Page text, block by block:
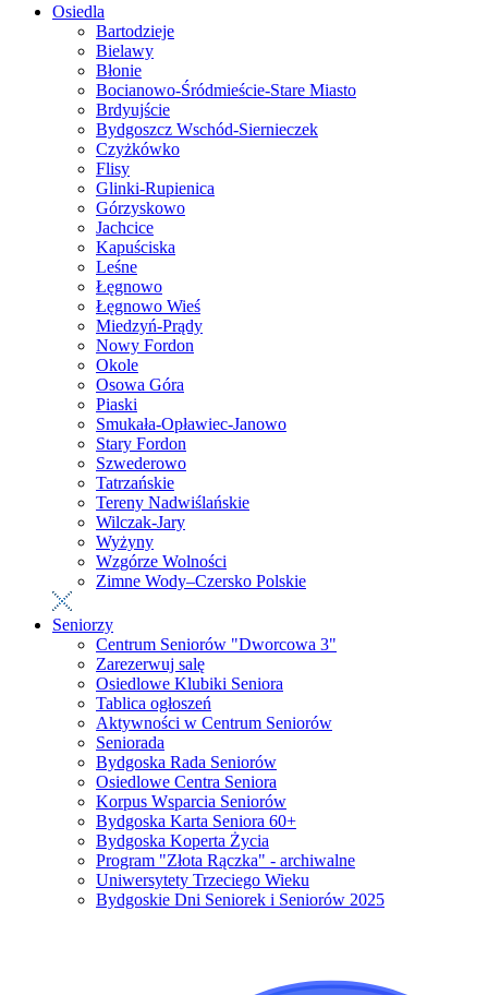
Osiedla
Bartodzieje
Bielawy
Błonie
Bocianowo-Śródmieście-Stare Miasto
Brdyujście
Bydgoszcz Wschód-Siernieczek
Czyżkówko
Flisy
Glinki-Rupienica
Górzyskowo
Jachcice
Kapuściska
Leśne
Łęgnowo
Łęgnowo Wieś
Miedzyń-Prądy
Nowy Fordon
Okole
Osowa Góra
Piaski
Smukała-Opławiec-Janowo
Stary Fordon
Szwederowo
Tatrzańskie
Tereny Nadwiślańskie
Wilczak-Jary
Wyżyny
Wzgórze Wolności
Zimne Wody–Czersko Polskie
Seniorzy
Centrum Seniorów "Dworcowa 3"
Zarezerwuj salę
Osiedlowe Klubiki Seniora
Tablica ogłoszeń
Aktywności w Centrum Seniorów
Seniorada
Bydgoska Rada Seniorów
Osiedlowe Centra Seniora
Korpus Wsparcia Seniorów
Bydgoska Karta Seniora 60+
Bydgoska Koperta Życia
Program "Złota Rączka" - archiwalne
Uniwersytety Trzeciego Wieku
Bydgoskie Dni Seniorek i Seniorów 2025